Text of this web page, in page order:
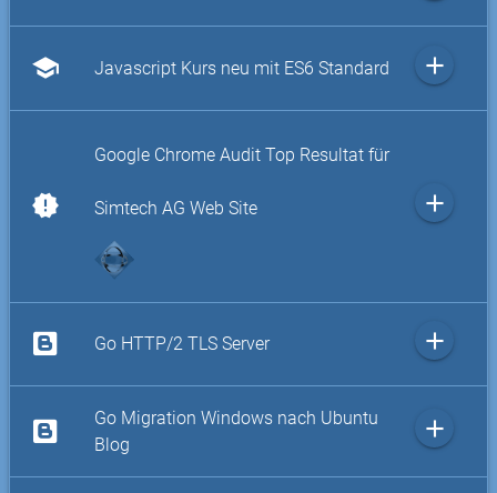
school Javascript Kurs neu mit ES6 Standard add
new_releases
Google Chrome Audit Top Resultat für
Simtech AG Web Site add
Go HTTP/2 TLS Server add
Go Migration Windows nach Ubuntu
Blog
add